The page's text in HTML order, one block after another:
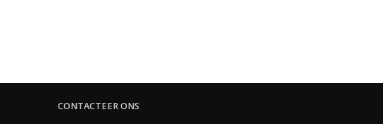
CONTACTEER ONS